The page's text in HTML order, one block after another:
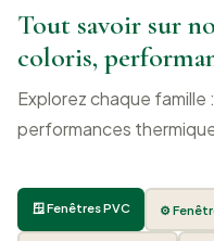
Tout savoir sur
coloris,
Explorez chaque
performances
🪟 Fenêtres PVC ⚙️